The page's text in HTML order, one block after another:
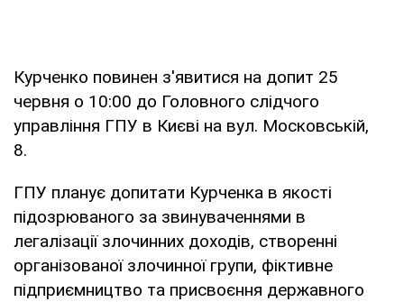
Курченко повинен з'явитися на допит 25
червня о 10:00 до Головного слідчого
управління ГПУ в Києві на вул. Московській,
8.
ГПУ планує допитати Курченка в якості
підозрюваного за звинуваченнями в
легалізації злочинних доходів, створенні
організованої злочинної групи, фіктивне
підприємництво та присвоєння державного